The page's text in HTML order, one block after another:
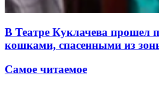
В Театре Куклачева прошел
кошками, спасенными из
Самое читаемое